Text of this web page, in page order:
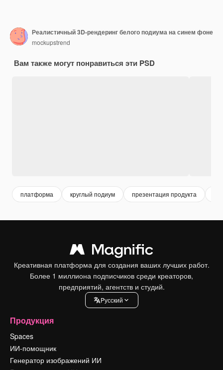
Реалистичный 3D-рендеринг белого подиума на синем фоне
mockupstrend
Вам также могут понравиться эти PSD
платформа круглый подиум презентация продукта
Креативная платформа для создания ваших лучших работ.
Более 1 миллиона подписчиков среди креаторов,
предприятий, агентств и студий.
Pусский
Продукция
Spaces
ИИ-помощник
Генератор изображений ИИ